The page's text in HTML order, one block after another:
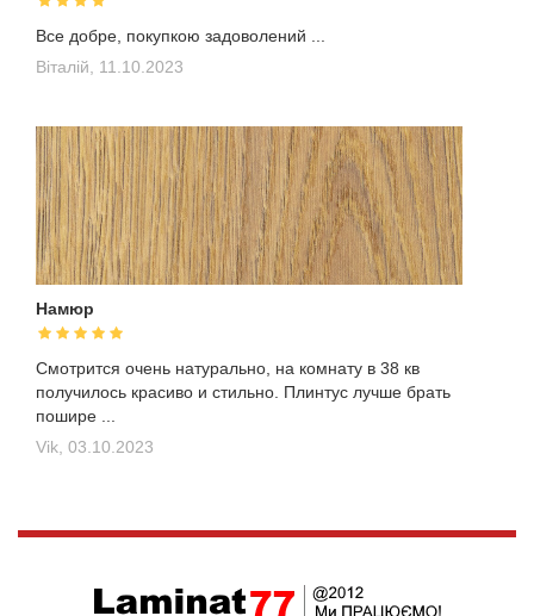
Все добре, покупкою задоволений ...
Віталій, 11.10.2023
Намюр
Смотрится очень натурально, на комнату в 38 кв
получилось красиво и стильно. Плинтус лучше брать
пошире ...
Vik, 03.10.2023